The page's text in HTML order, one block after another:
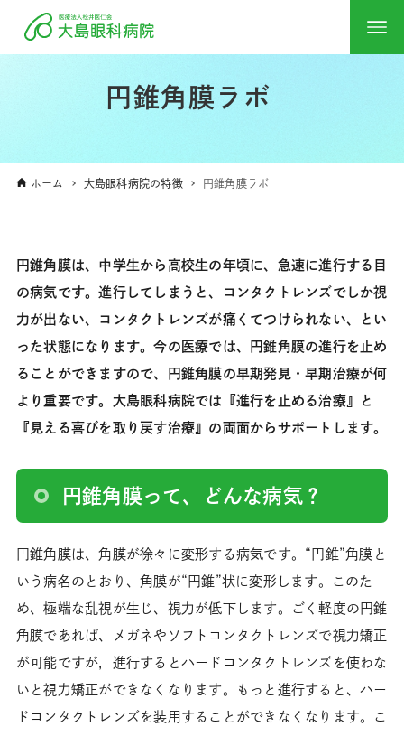
円錐角膜ラボ
ホーム 大島眼科病院の特徴 円錐角膜ラボ
円錐角膜は、中学生から高校生の年頃に、急速に進行する目
の病気です。進行してしまうと、コンタクトレンズでしか視
力が出ない、コンタクトレンズが痛くてつけられない、とい
った状態になります。今の医療では、円錐角膜の進行を止め
ることができますので、円錐角膜の早期発見・早期治療が何
より重要です。大島眼科病院では『進行を止める治療』と
『見える喜びを取り戻す治療』の両面からサポートします。
円錐角膜って、どんな病気？
円錐角膜は、角膜が徐々に変形する病気です。“円錐”角膜と
いう病名のとおり、角膜が“円錐”状に変形します。このた
め、極端な乱視が生じ、視力が低下します。ごく軽度の円錐
角膜であれば、メガネやソフトコンタクトレンズで視力矯正
が可能ですが，進行するとハードコンタクトレンズを使わな
いと視力矯正ができなくなります。もっと進行すると、ハー
ドコンタクトレンズを装用することができなくなります。こ